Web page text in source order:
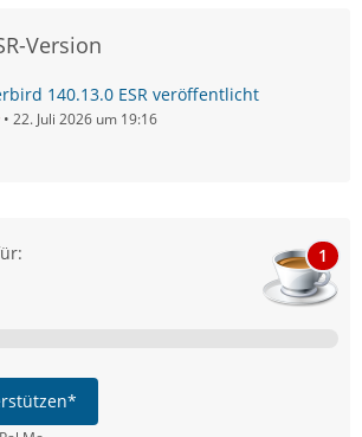
Version
140.13.0 ESR veröffentlicht
22. Juli 2026 um 19:16
1